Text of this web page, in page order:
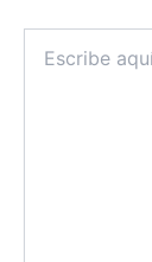
aquí...